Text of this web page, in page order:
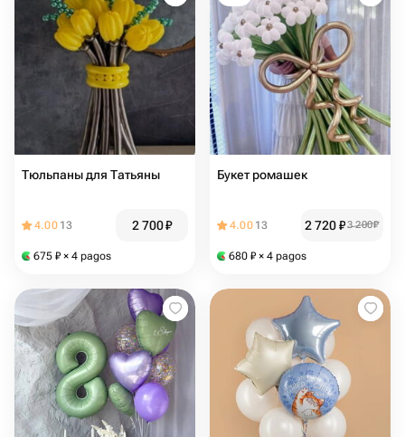
Тюльпаны для Татьяны
4.00 13 2 700₽
675 ₽ × 4 pagos
Букет ромашек
4.00 13 2 720₽3 200₽
680 ₽ × 4 pagos